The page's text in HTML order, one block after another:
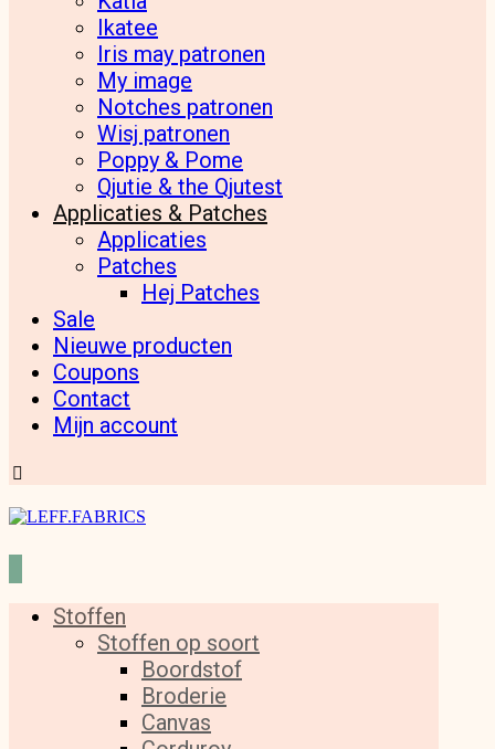
Ikatee
Iris may patronen
My image
Notches patronen
Wisj patronen
Poppy & Pome
Qjutie & the Qjutest
Applicaties & Patches
Applicaties
Patches
Hej Patches
Sale
Nieuwe producten
Coupons
Contact
Mijn account
Stoffen
Stoffen op soort
Boordstof
Broderie
Canvas